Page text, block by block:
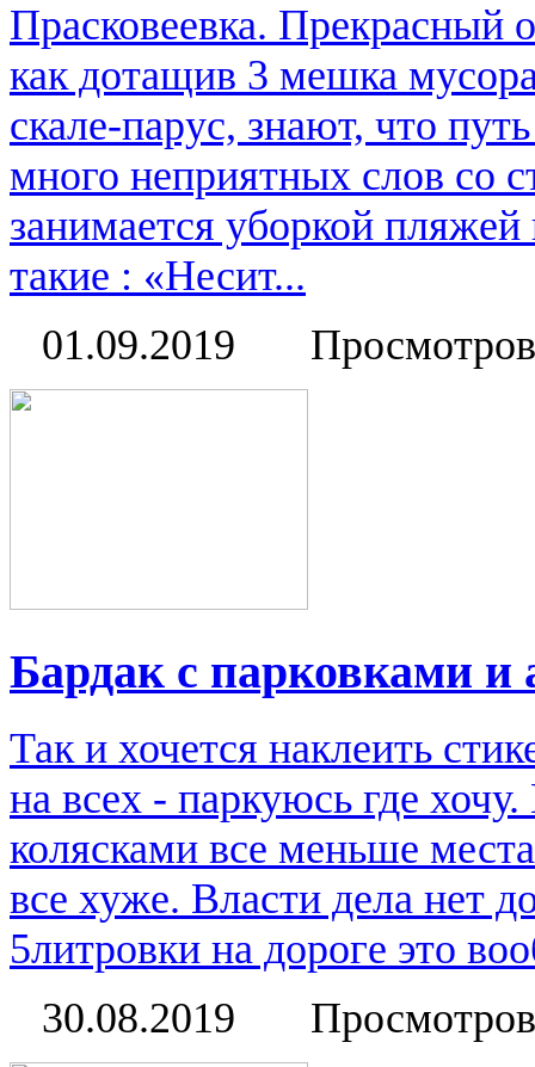
Прасковеевка.
как дотащив 3 мешка
скале-парус, знают, что
много неприятных слов со
занимается уборкой
такие : «Несит...
01.09.2019
Бардак с парковками и
Так и хочется наклеить
на всех - паркуюсь где
колясками все меньше
все хуже. Власти дела нет
5литровки на дороге это
30.08.2019